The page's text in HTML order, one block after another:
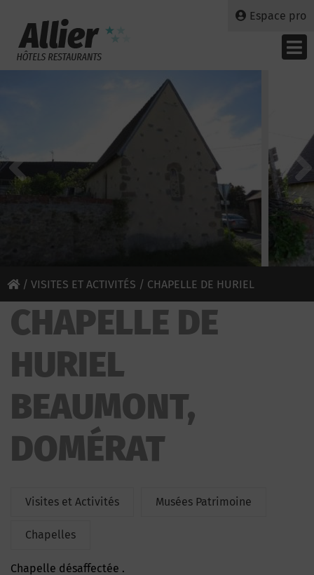
Espace pro
/ VISITES ET ACTIVITÉS / CHAPELLE DE HURIEL
BEAUMONT
CHAPELLE DE
HURIEL
BEAUMONT,
DOMÉRAT
Visites et Activités Musées Patrimoine
Chapelles
Chapelle désaffectée .